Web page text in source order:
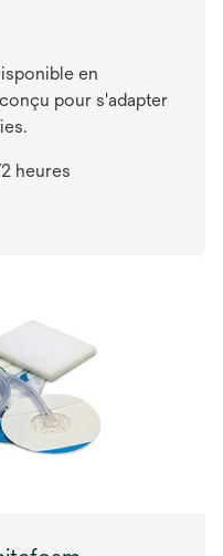
en
pour s'adapter
heures